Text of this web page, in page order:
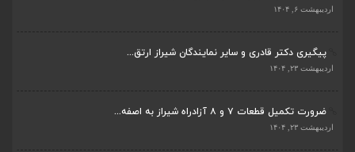
اردیبهشت ۶, ۱۴۰۴
پیگیری دکتر قادری و سایر نمایندگان شیراز ارتق...
اردیبهشت ۲۳, ۱۴۰۴
ضرورت تکمیل قطعات ۷ و ۸ آزادراه شیراز به اصفه...
اردیبهشت ۲۳, ۱۴۰۴
قادری نماینده مردم شیراز و زرقان در مجلس شورا...
بررسی چالش‌های آبرسانی در شیراز و زرقان در جل...
جلسه اعضای شورای بخش مرکزی شیراز با دفتر دکتر...